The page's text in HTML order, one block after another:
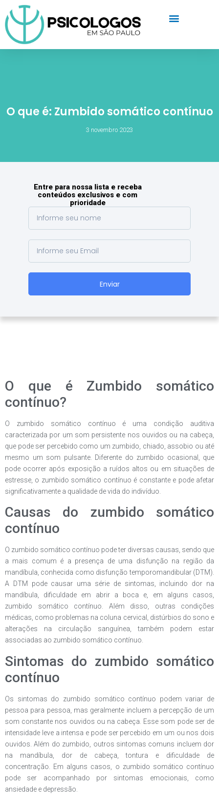
O que é: Zumbido somático contínuo
3 novembro 2023
Enviar
Entre para nossa lista e receba
conteúdos exclusivos e com
prioridade
O que é Zumbido somático
contínuo?
O zumbido somático contínuo é uma condição auditiva
caracterizada por um som persistente nos ouvidos ou na cabeça,
que pode ser percebido como um zumbido, chiado, assobio ou até
mesmo um som pulsante. Diferente do zumbido ocasional, que
pode ocorrer após exposição a ruídos altos ou em situações de
estresse, o zumbido somático contínuo é constante e pode afetar
significativamente a qualidade de vida do indivíduo.
Causas do zumbido somático
contínuo
O zumbido somático contínuo pode ter diversas causas, sendo que
a mais comum é a presença de uma disfunção na região da
mandíbula, conhecida como disfunção temporomandibular (DTM).
A DTM pode causar uma série de sintomas, incluindo dor na
mandíbula, dificuldade em abrir a boca e, em alguns casos,
zumbido somático contínuo. Além disso, outras condições
médicas, como problemas na coluna cervical, distúrbios do sono e
alterações na circulação sanguínea, também podem estar
associadas ao zumbido somático contínuo.
Sintomas do zumbido somático
contínuo
Os sintomas do zumbido somático contínuo podem variar de
pessoa para pessoa, mas geralmente incluem a percepção de um
som constante nos ouvidos ou na cabeça. Esse som pode ser de
intensidade leve a intensa e pode ser percebido em um ou nos dois
ouvidos. Além do zumbido, outros sintomas comuns incluem dor
na mandíbula, dor de cabeça, tontura e dificuldade de
concentração. Em alguns casos, o zumbido somático contínuo
pode ser acompanhado por sintomas emocionais, como
ansiedade e depressão.